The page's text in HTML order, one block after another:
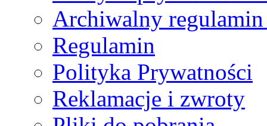
Archiwalny
Regulamin
Polityka Prywatności
Reklamacje i zwroty